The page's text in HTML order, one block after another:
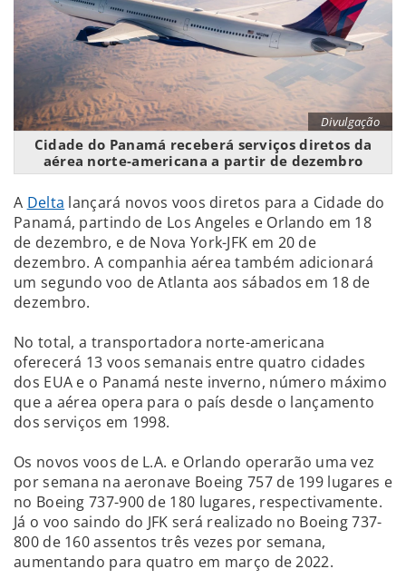
Divulgação
Cidade do Panamá receberá serviços diretos da
aérea norte-americana a partir de dezembro
A Delta lançará novos voos diretos para a Cidade do
Panamá, partindo de Los Angeles e Orlando em 18
de dezembro, e de Nova York-JFK em 20 de
dezembro. A companhia aérea também adicionará
um segundo voo de Atlanta aos sábados em 18 de
dezembro.
No total, a transportadora norte-americana
oferecerá 13 voos semanais entre quatro cidades
dos EUA e o Panamá neste inverno, número máximo
que a aérea opera para o país desde o lançamento
dos serviços em 1998.
Os novos voos de L.A. e Orlando operarão uma vez
por semana na aeronave Boeing 757 de 199 lugares e
no Boeing 737-900 de 180 lugares, respectivamente.
Já o voo saindo do JFK será realizado no Boeing 737-
800 de 160 assentos três vezes por semana,
aumentando para quatro em março de 2022.